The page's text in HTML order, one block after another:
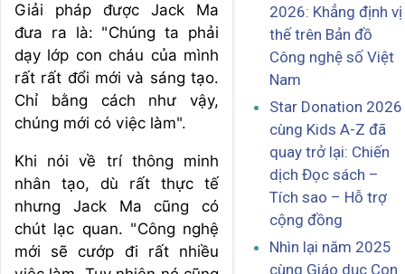
Giải pháp được Jack Ma
đưa ra là: "Chúng ta phải
dạy lớp con cháu của mình
rất rất đổi mới và sáng tạo.
Chỉ bằng cách như vậy,
chúng mới có việc làm".
Khi nói về trí thông minh
nhân tạo, dù rất thực tế
nhưng Jack Ma cũng có
chút lạc quan. "Công nghệ
mới sẽ cướp đi rất nhiều
2026: Khẳng định vị
thế trên Bản đồ
Công nghệ số Việt
Nam
Star Donation 2026
cùng Kids A-Z đã
quay trở lại: Chiến
dịch Đọc sách –
Tích sao – Hỗ trợ
cộng đồng
Nhìn lại năm 2025
cùng Giáo dục Con